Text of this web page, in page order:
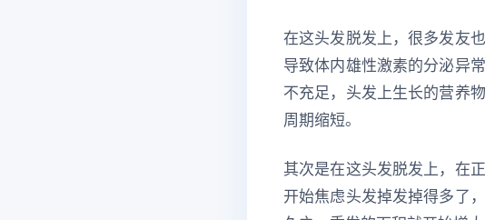
在这头发脱发上，很多发友
导致体内雄性激素的分泌异
不充足，头发上生长的营养
周期缩短。
其次是在这头发脱发上，在
开始焦虑头发掉发掉得多了